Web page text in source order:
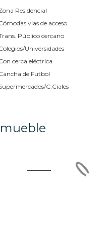
Residencial
vias de acceso
Público cercano
Universidades
cerca eléctrica
de Futbol
C.Ciales